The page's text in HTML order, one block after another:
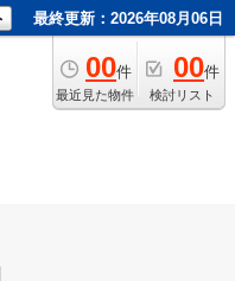
最終更新：2026年08月06日
00件
最近見た物件
00件
検討リスト